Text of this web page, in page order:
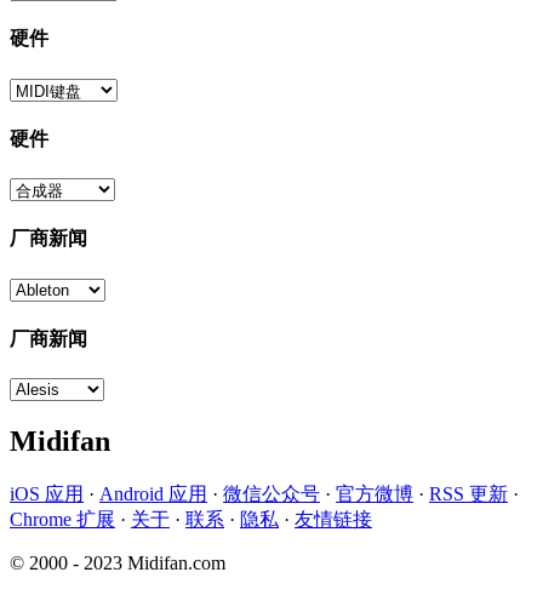
硬件
硬件
厂商新闻
厂商新闻
Midifan
iOS 应用 · Android 应用 · 微信公众号 · 官方微博 · RSS 更新 ·
Chrome 扩展 · 关于 · 联系 · 隐私 · 友情链接
© 2000 - 2023 Midifan.com